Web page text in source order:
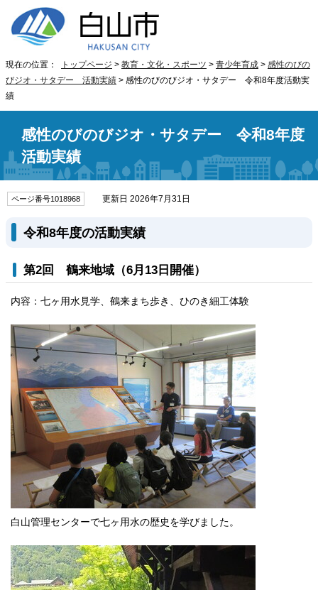
現在の位置： トップページ > 教育・文化・スポーツ > 青少年育成 > 感性のびの
びジオ・サタデー 活動実績 > 感性のびのびジオ・サタデー 令和8年度活動実
績
感性のびのびジオ・サタデー 令和8年度
活動実績
ページ番号1018968 更新日 2026年7月31日
令和8年度の活動実績
第2回 鶴来地域（6月13日開催）
内容：七ヶ用水見学、鶴来まち歩き、ひのき細工体験
白山管理センターで七ヶ用水の歴史を学びました。